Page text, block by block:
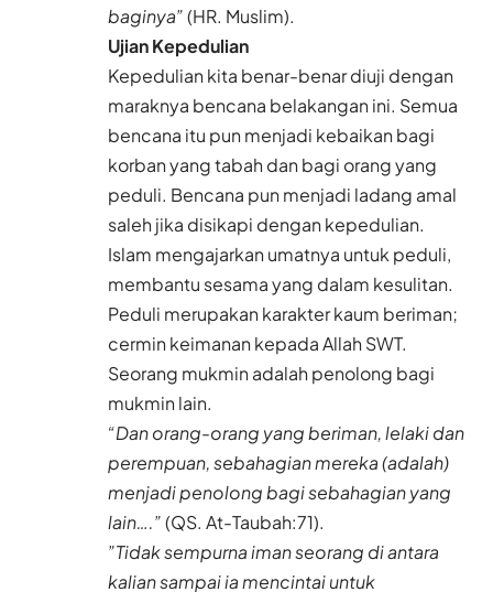
baginya”(HR. Muslim).
Ujian Kepedulian
Kepedulian kita benar-benar diuji dengan
maraknya bencana belakangan ini. Semua
bencana itu pun menjadi kebaikan bagi
korban yang tabah dan bagi orang yang
peduli. Bencana pun menjadi ladang amal
saleh jika disikapi dengan kepedulian.
Islam mengajarkan umatnya untuk peduli,
membantu sesama yang dalam kesulitan.
Peduli merupakan karakter kaum beriman;
cermin keimanan kepada Allah SWT.
Seorang mukmin adalah penolong bagi
mukmin lain.
“Dan orang-orang yang beriman, lelaki dan
perempuan, sebahagian mereka (adalah)
menjadi penolong bagi sebahagian yang
lain….”(QS. At-Taubah:71).
”Tidak sempurna iman seorang di antara
kalian sampai ia mencintai untuk